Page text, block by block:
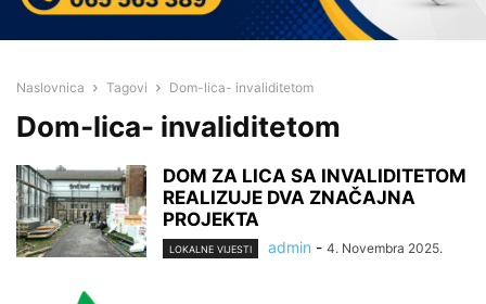
Naslovnica Tagovi Dom-lica- invaliditetom
Dom-lica- invaliditetom
DOM ZA LICA SA INVALIDITETOM
REALIZUJE DVA ZNAČAJNA
PROJEKTA
LOKALNE VIJESTI admin - 4. Novembra 2025.